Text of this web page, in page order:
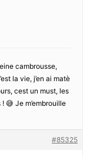
cambrousse,
la vie, j’en ai matè
cest un must, les
😅 Je m’embrouille
#85325